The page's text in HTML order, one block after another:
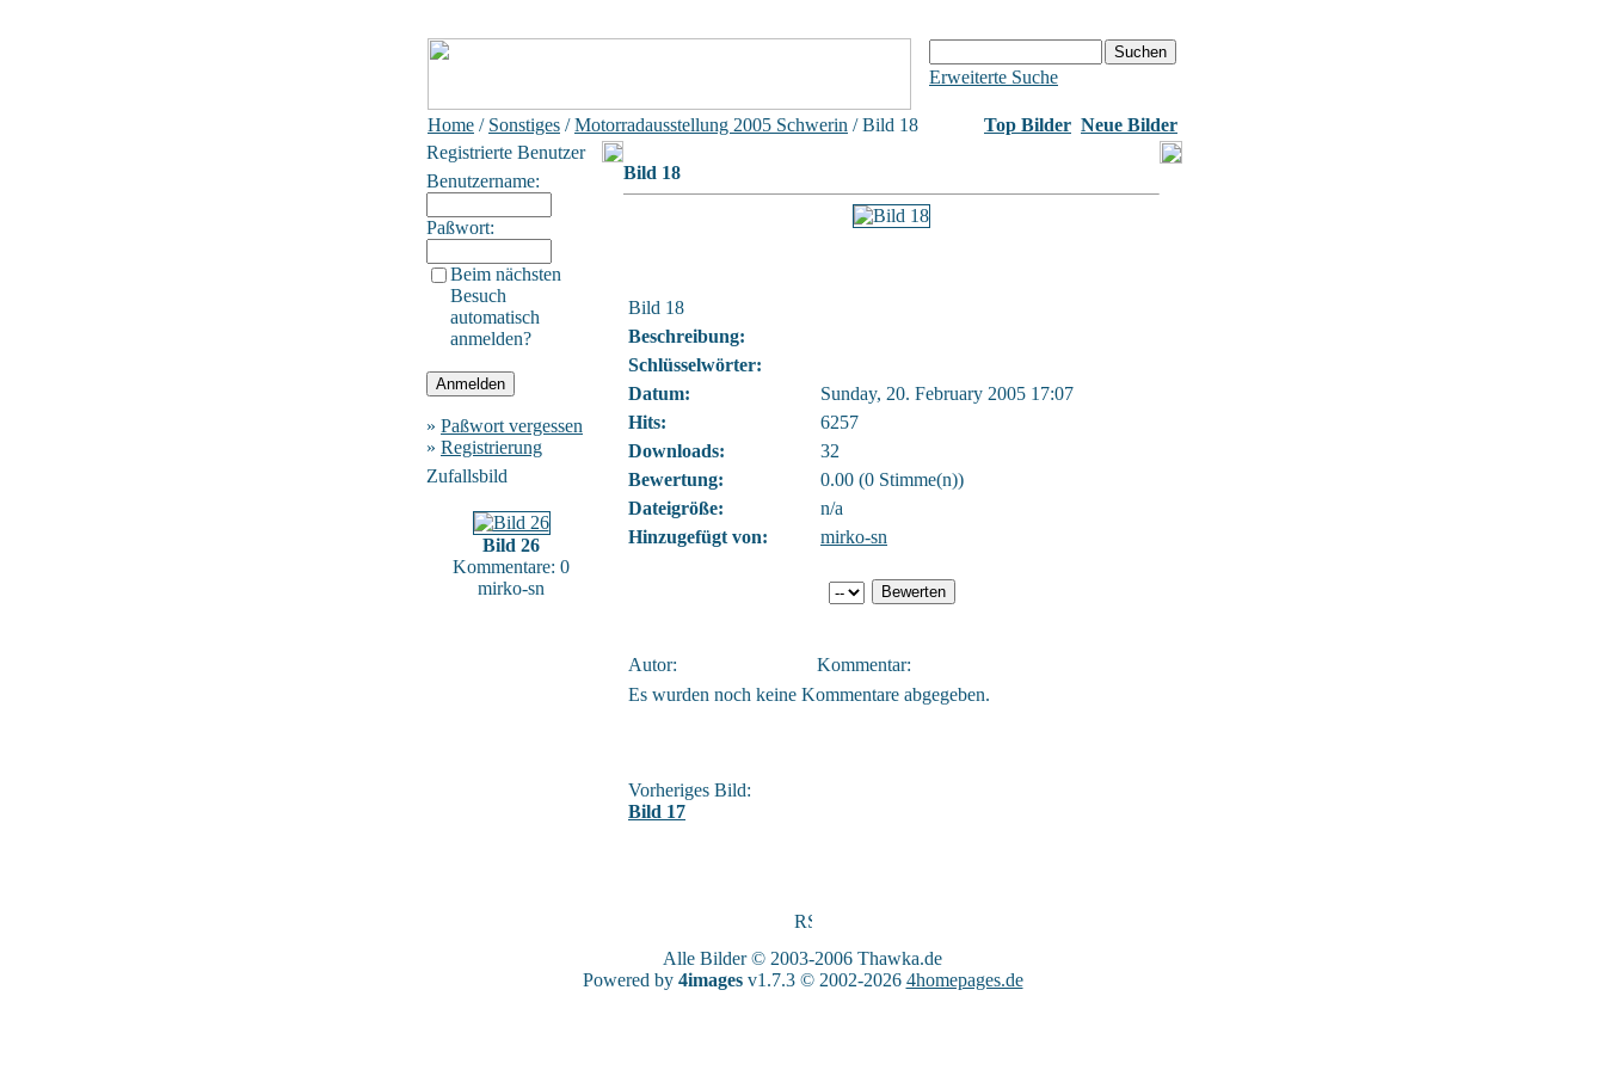
Erweiterte Suche
Home / Sonstiges /Motorradausstellung 2005 Schwerin / Bild 18 Top Bilder Neue Bilder
Registrierte Benutzer
Benutzername:
Paßwort:
Beim nächsten
Besuch
automatisch
anmelden?
» Paßwort vergessen
» Registrierung
Zufallsbild
Bild 26
Kommentare: 0
mirko-sn
Bild 18
Bild 18
Beschreibung:
Schlüsselwörter:
Datum:
Sunday, 20. February 2005 17:07
Hits:
6257
Downloads:
32
Bewertung:
0.00 (0 Stimme(n))
Dateigröße:
n/a
Hinzugefügt von:
mirko-sn
Autor:
Kommentar:
Es wurden noch keine Kommentare abgegeben.
Vorheriges Bild:
Bild 17
Alle Bilder © 2003-2006 Thawka.de
Powered by 4imagesv1.7.3 © 2002-2026 4homepages.de